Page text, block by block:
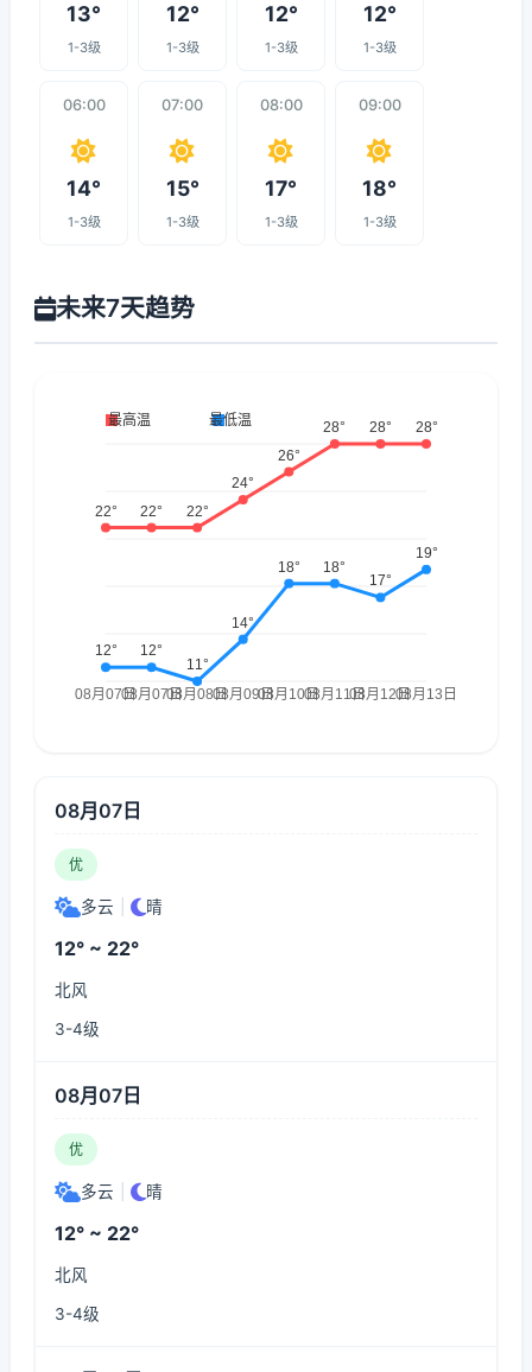
13°
1-3级
12°
1-3级
12°
1-3级
12°
1-3级
06:00
14°
1-3级
07:00
15°
1-3级
08:00
17°
1-3级
09:00
18°
1-3级
未来7天趋势
08月07日
优
多云 晴
12° ~ 22°
北风
3-4级
08月07日
优
多云 晴
12° ~ 22°
北风
3-4级